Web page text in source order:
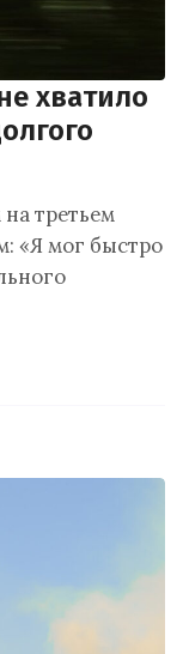
хватило
третьем
«Я мог быстро